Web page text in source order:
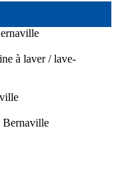
à laver / lave-
Bernaville